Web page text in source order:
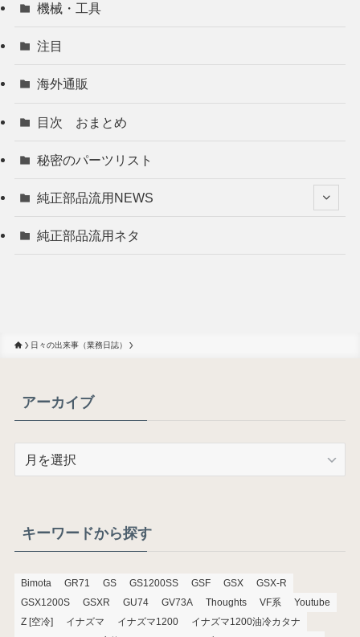
機械・工具
注目
海外通販
目次 おまとめ
秘密のパーツリスト
純正部品流用NEWS
純正部品流用ネタ
日々の出来事（業務日誌）
アーカイブ
ブキーワードから探す
Bimota GR71 GS GS1200SS GSF GSX
GSX-R
GSX1200S
GSXR GU74 GV73A Thoughts VF系
Youtube
Z [空冷]
イナズマ イナズマ1200
イナズマ1200油冷カタナ